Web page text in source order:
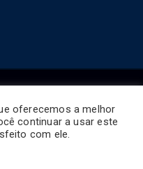
de Ônibus BR
oferecemos a melhor
continuar a usar este
com ele.